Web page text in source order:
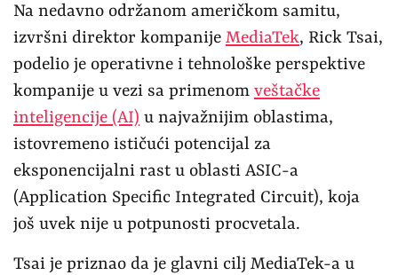
Na nedavno održanom američkom samitu,
izvršni direktor kompanije MediaTek, Rick Tsai,
podelio je operativne i tehnološke perspektive
kompanije u vezi sa primenom veštačke
inteligencije (AI) u najvažnijim oblastima,
istovremeno ističući potencijal za
eksponencijalni rast u oblasti ASIC-a
(Application Specific Integrated Circuit), koja
još uvek nije u potpunosti procvetala.
Tsai je priznao da je glavni cilj MediaTek-a u